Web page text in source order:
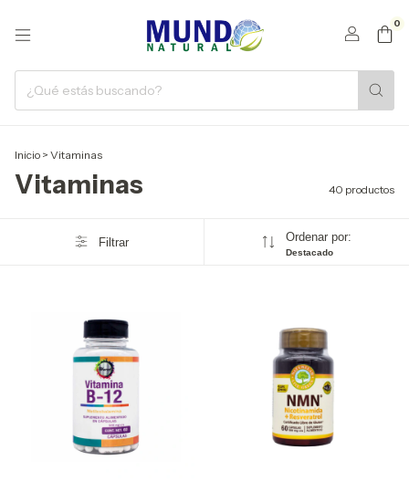
0
Inicio > Vitaminas
Vitaminas 40 productos
Filtrar Ordenar por:
Destacado